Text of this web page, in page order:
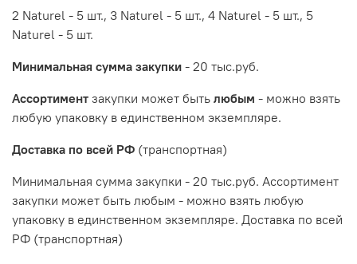
2 Naturel - 5 шт., 3 Naturel - 5 шт., 4 Naturel - 5 шт., 5
Naturel - 5 шт.
Минимальная сумма закупки - 20 тыс.руб.
Ассортимент закупки может быть любым - можно взять
любую упаковку в единственном экземпляре.
Доставка по всей РФ (транспортная)
Минимальная сумма закупки - 20 тыс.руб. Ассортимент
закупки может быть любым - можно взять любую
упаковку в единственном экземпляре. Доставка по всей
РФ (транспортная)